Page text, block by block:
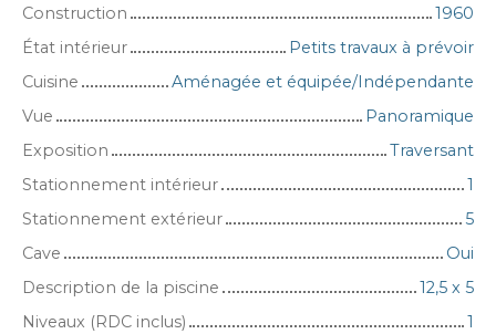
Construction
1960
État intérieur
Petits travaux à prévoir
Cuisine
Aménagée et équipée/Indépendante
Vue
Panoramique
Exposition
Traversant
Stationnement intérieur
1
Stationnement extérieur
5
Cave
Oui
Description de la piscine
12,5 x 5
Niveaux (RDC inclus)
1